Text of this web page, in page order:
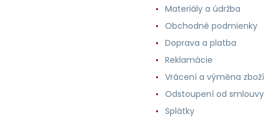
Materiály a údržba
Obchodné podmienky
Doprava a platba
Reklamácie
Vrácení a výměna zboží
Odstoupení od smlouvy
Splátky